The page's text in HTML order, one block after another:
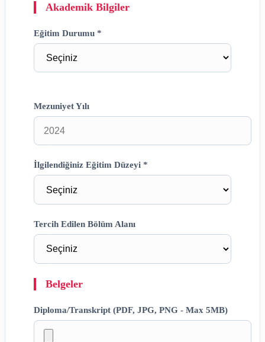
Akademik Bilgiler
Eğitim Durumu *
Mezuniyet Yılı
İlgilendiğiniz Eğitim Düzeyi *
Tercih Edilen Bölüm Alanı
Belgeler
Diploma/Transkript (PDF, JPG, PNG - Max 5MB)